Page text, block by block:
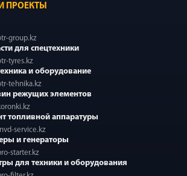
ПРОЕКТЫ
group.kz
для спецтехники
tyres.kz
и оборудование
tehnika.kz
режущих элементов
топливной аппаратуры
service.kz
и генераторы
starter.kz
для техники и оборудования